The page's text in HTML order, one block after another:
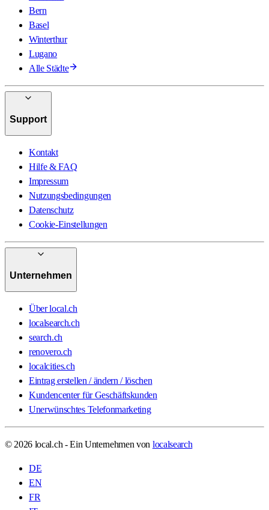
Bern
Basel
Winterthur
Lugano
Alle Städte
Support
Kontakt
Hilfe & FAQ
Impressum
Nutzungsbedingungen
Datenschutz
Cookie-Einstellungen
Unternehmen
Über local.ch
localsearch.ch
search.ch
renovero.ch
localcities.ch
Eintrag erstellen / ändern / löschen
Kundencenter für Geschäftskunden
Unerwünschtes Telefonmarketing
© 2026 local.ch - Ein Unternehmen von localsearch
DE
EN
FR